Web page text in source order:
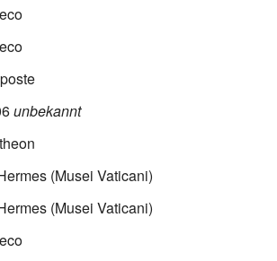
unbekannt
(Musei Vaticani)
(Musei Vaticani)